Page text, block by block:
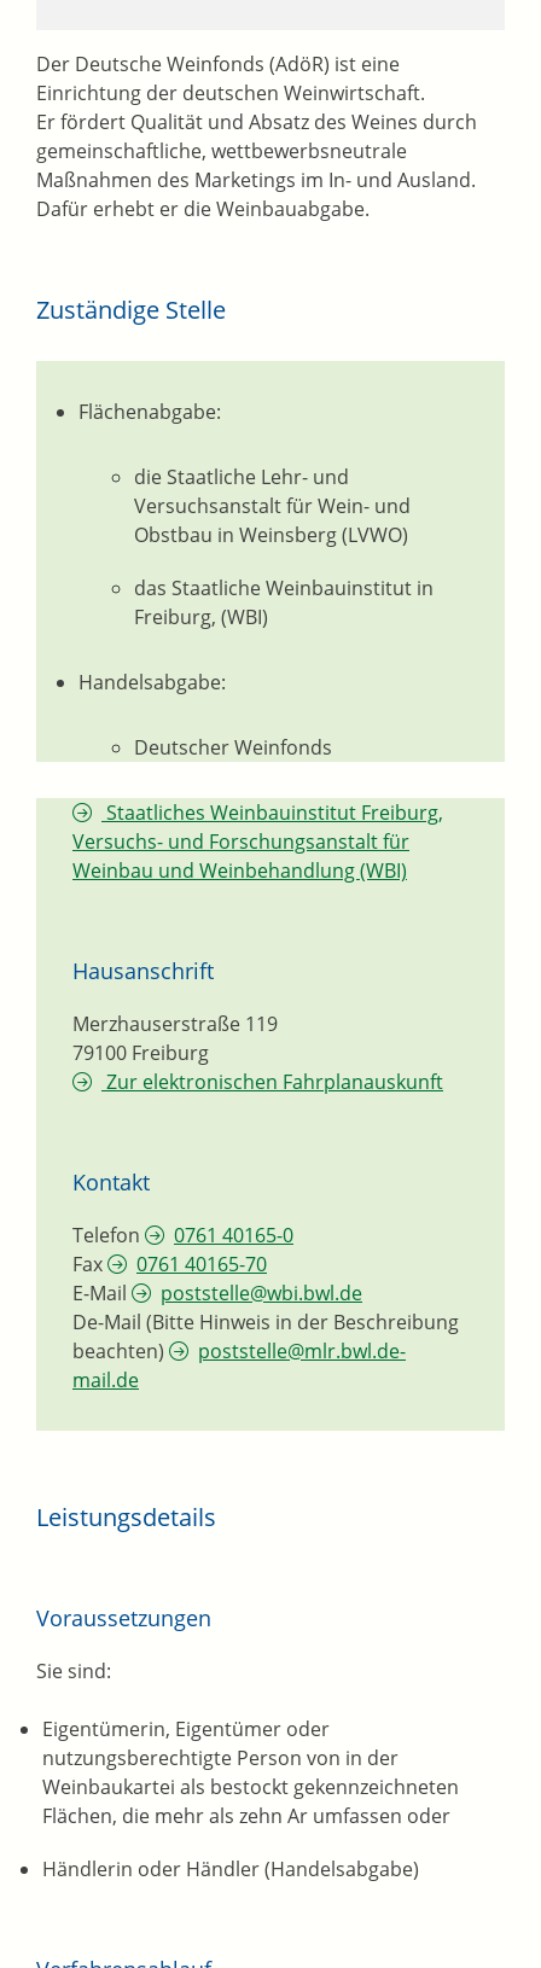
Der Deutsche Weinfonds (AdöR) ist eine
Einrichtung der deutschen Weinwirtschaft.
Er fördert Qualität und Absatz des Weines durch
gemeinschaftliche, wettbewerbsneutrale
Maßnahmen des Marketings im In- und Ausland.
Dafür erhebt er die Weinbauabgabe.
Zuständige Stelle
Flächenabgabe:
die Staatliche Lehr- und
Versuchsanstalt für Wein- und
Obstbau in Weinsberg (LVWO)
das Staatliche Weinbauinstitut in
Freiburg, (WBI)
Handelsabgabe:
Deutscher Weinfonds
Staatliches Weinbauinstitut Freiburg,
Versuchs- und Forschungsanstalt für
Weinbau und Weinbehandlung (WBI)
Hausanschrift
Merzhauserstraße 119
79100 Freiburg
Zur elektronischen Fahrplanauskunft
Kontakt
Telefon
0761 40165-0
Fax
0761 40165-70
E-Mail
poststelle@wbi.bwl.de
De-Mail (Bitte Hinweis in der Beschreibung
beachten)
poststelle@mlr.bwl.de-
mail.de
Leistungsdetails
Voraussetzungen
Sie sind:
Eigentümerin, Eigentümer oder
nutzungsberechtigte Person von in der
Weinbaukartei als bestockt gekennzeichneten
Flächen, die mehr als zehn Ar umfassen oder
Händlerin oder Händler (Handelsabgabe)